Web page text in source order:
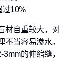
过10%
材自重较大，对
不当容易渗水。
3mm的伸缩缝，